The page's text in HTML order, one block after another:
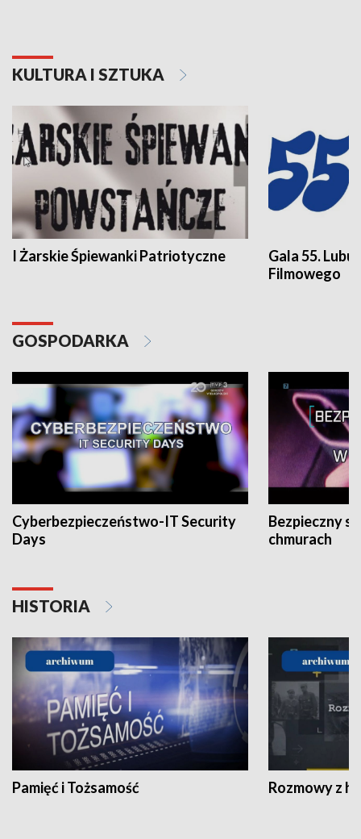
KULTURA I SZTUKA
I Żarskie Śpiewanki Patriotyczne
Gala 55.
Filmowego
GOSPODARKA
Cyberbezpieczeństwo-IT Security
Days
Bezpieczny
chmurach
HISTORIA
Pamięć i Tożsamość Rozmowy z